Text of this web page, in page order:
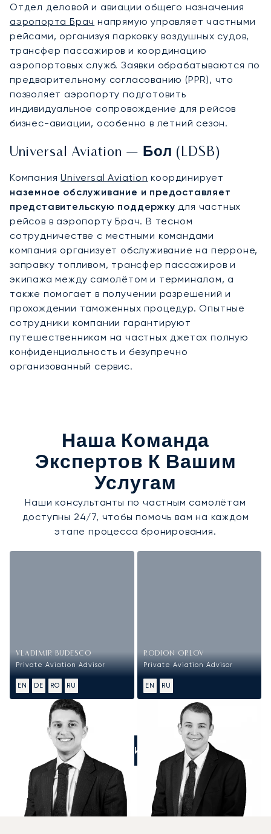
Отдел деловой и авиации общего назначения
аэропорта Брач напрямую управляет частными
рейсами, организуя парковку воздушных судов,
трансфер пассажиров и координацию
аэропортовых служб. Заявки обрабатываются по
предварительному согласованию (PPR), что
позволяет аэропорту подготовить
индивидуальное сопровождение для рейсов
бизнес-авиации, особенно в летний сезон.
Universal Aviation — Бол (LDSB)
КомпанияUniversal Aviation координирует
наземное обслуживание и предоставляет
представительскую поддержку для частных
рейсов в аэропорту Брач. В тесном
сотрудничестве с местными командами
компания организует обслуживание на перроне,
заправку топливом, трансфер пассажиров и
экипажа между самолётом и терминалом, а
также помогает в получении разрешений и
прохождении таможенных процедур. Опытные
сотрудники компании гарантируют
путешественникам на частных джетах полную
конфиденциальность и безупречно
организованный сервис.
Наша Команда
Экспертов К Вашим
Услугам
Наши консультанты по частным самолётам
доступны 24/7, чтобы помочь вам на каждом
этапе процесса бронирования.
VLADIMIR BUDESCO
Private Aviation Advisor
EN DE RO RU
RODION ORLOV
Private Aviation Advisor
EN RU
ПОЗВОНИТЕ НАМ